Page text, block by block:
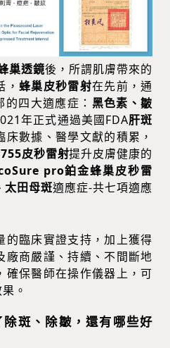
巢透鏡後，所謂肌膚帶來的
蜂巢皮秒雷射在先前，通
四大適應症： 黑色素、皺
年正式通過美國FDA肝斑
數據、醫學文獻的積累，
皮秒雷射提升皮膚健康的
pro鉑金蜂巢皮秒雷
太田母斑適應症-共七項適應
的臨床實證支持，加上獲得
廠商嚴謹、持續、不間斷地
確保醫師在操作儀器上，可
。
斑、除皺，還有哪些好